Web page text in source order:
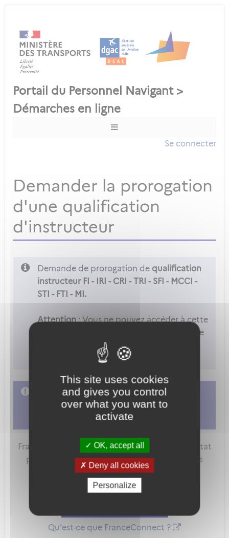
This site uses cookies
and gives you control
over what you want to
activate
OK, accept all
Deny all cookies
Personalize
Se connecter
Demander la prorogation
d'une qualification
d'instructeur
Demande de prorogation de qualification
instructeur FI - IRI - CRI - TRI - SFI - MCCI -
STI - FTI - MI.
Attention: Vous ne pouvez accéder à cette
démarche que si vous êtes déclaré comme
examinateur ou instructeur dans les
paramètres de votre compte.
L'accès à cette démarche ne vous est pas
autorisé. Afin d'y avoir accès, vous devez
vous connecterouvous créer un compte
FranceConnect est la solution proposée par l'Etat
pour sécuriser et simplifier la connexion à vos
services en ligne.
Qu'est-ce que FranceConnect ?